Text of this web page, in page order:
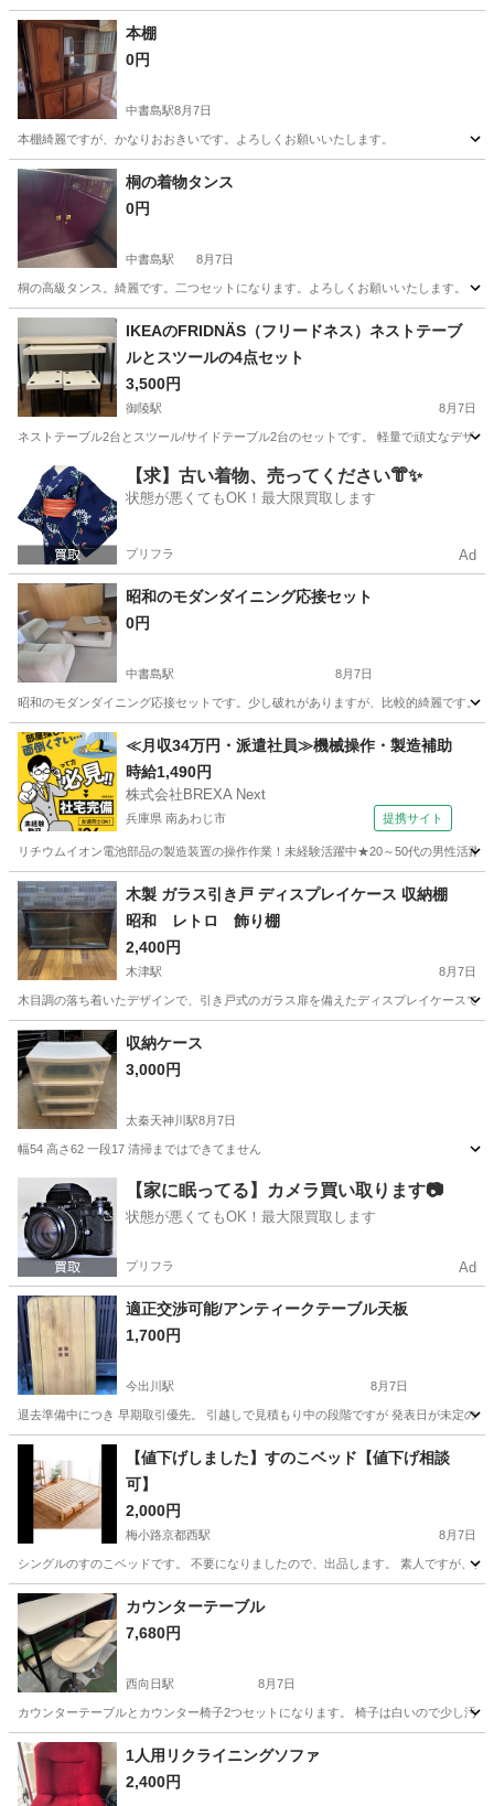
京都 京都市 烏丸駅
本棚
0円
中書島駅8月7日
本棚綺麗ですが、かなりおおきいです。よろしくお願いいたします。
京都 京都市 中書島駅
桐の着物タンス
0円
中書島駅 8月7日
桐の高級タンス。綺麗です。二つセットになります。よろしくお願いいたします。
京都 京都市 収納家具
IKEAのFRIDNÄS（フリードネス）ネストテーブ
ルとスツールの4点セット
3,500円
御陵駅 8月7日
ネストテーブル2台とスツール/サイドテーブル2台のセットです。 軽量で頑丈なデザ
京都 京都市 御陵駅 家具 ネストテーブル
【求】古い着物、売ってください👘✨
状態が悪くてもOK！最大限買取します
プリフラ Ad
昭和のモダンダイニング応接セット
0円
中書島駅 8月7日
昭和のモダンダイニング応接セットです。少し破れがありますが、比較的綺麗です。
京都 京都市 中書島駅 ソファ
≪月収34万円・派遣社員≫機械操作・製造補助
時給1,490円
株式会社BREXA Next
兵庫県 南あわじ市 提携サイト
リチウムイオン電池部品の製造装置の操作作業！未経験活躍中★20～50代の男性活
兵庫 南あわじ市 その他
木製 ガラス引き戸 ディスプレイケース 収納棚
昭和 レトロ 飾り棚
2,400円
木津駅 8月7日
木目調の落ち着いたデザインで、引き戸式のガラス扉を備えたディスプレイケース
京都 木津川市 木津駅
収納ケース
3,000円
太秦天神川駅8月7日
幅54 高さ62 一段17 清掃まではできてません
京都市 太秦天神川駅 収納家具
【家に眠ってる】カメラ買い取ります📷
状態が悪くてもOK！最大限買取します
プリフラ Ad
適正交渉可能/アンティークテーブル天板
1,700円
今出川駅 8月7日
退去準備中につき 早期取引優先。 引越しで見積もり中の段階ですが 発表日が未定の
京都 京都市 今出川駅 テーブル
【値下げしました】すのこベッド【値下げ相談
可】
2,000円
梅小路京都西駅 8月7日
シングルのすのこベッドです。 不要になりましたので、出品します。 素人ですが、
京都 京都市 梅小路京都西駅
カウンターテーブル
7,680円
西向日駅 8月7日
カウンターテーブルとカウンター椅子2つセットになります。 椅子は白いので少し汚
京都 京都市 西向日駅 ダイニングセット
1人用リクライニングソファ
2,400円